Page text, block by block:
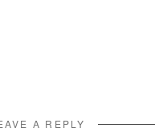
A REPLY